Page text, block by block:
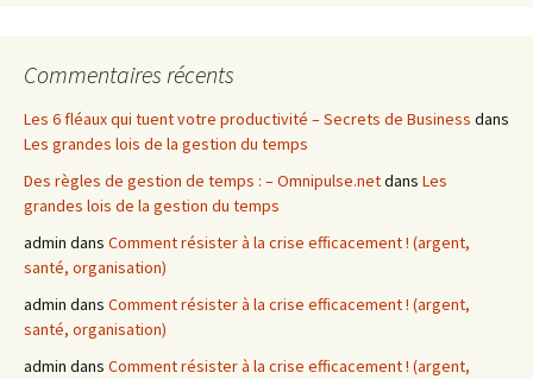
Commentaires récents
Les 6 fléaux qui tuent votre productivité – Secrets de Business dans
Les grandes lois de la gestion du temps
Des règles de gestion de temps : – Omnipulse.netdans Les
grandes lois de la gestion du temps
admin dans Comment résister à la crise efficacement ! (argent,
santé, organisation)
admin dans Comment résister à la crise efficacement ! (argent,
santé, organisation)
admin dans Comment résister à la crise efficacement ! (argent,